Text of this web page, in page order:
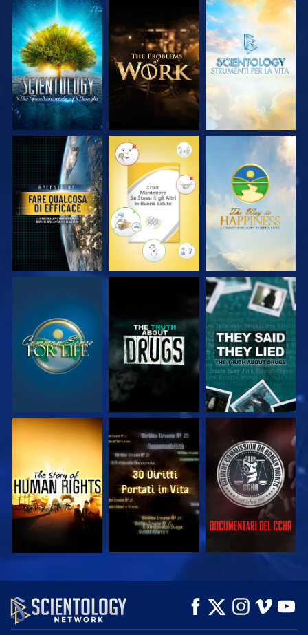
ESPLORA LE
SERIE
ESPLORA LE
SERIE
ESPLORA LE
SERIE
GUARDA GUARDA GUARDA
GUARDA GUARDA GUARDA
GUARDA GUARDA GUARDA
GUARDA
ESPLORA LE
SERIE